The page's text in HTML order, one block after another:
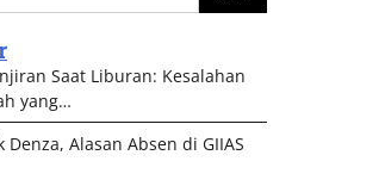
Saat Liburan: Kesalahan
yang…
Denza, Alasan Absen di GIIAS